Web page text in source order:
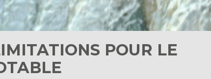
POUR LE